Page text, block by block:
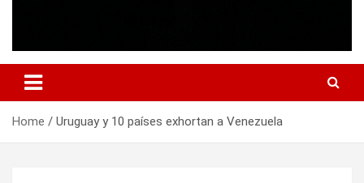
Home Uruguay y 10 países exhortan a Venezuela